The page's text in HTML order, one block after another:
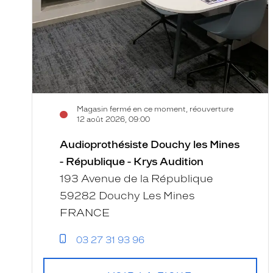
Magasin fermé en ce moment, réouverture
12 août 2026, 09:00
Audioprothésiste Douchy les Mines
- République - Krys Audition
193 Avenue de la République
59282 Douchy Les Mines
FRANCE
03 27 31 93 96